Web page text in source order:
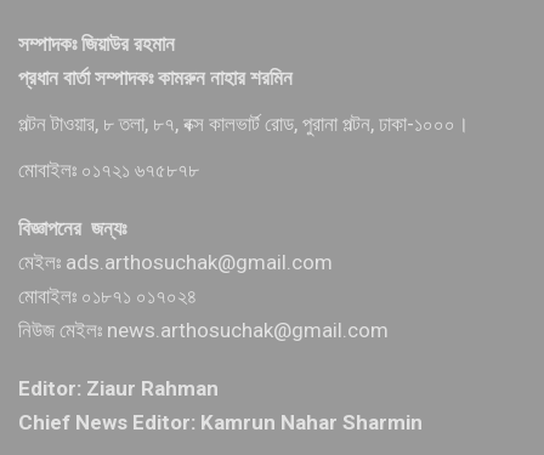
সম্পাদকঃ জিয়াউর রহমান
প্রধান বার্তা সম্পাদকঃ কামরুন নাহার শরমিন
পল্টন টাওয়ার, ৮ তলা, ৮৭, বক্স কালভার্ট রোড, পুরানা পল্টন, ঢাকা-১০০০।
মোবাইলঃ ০১৭২১ ৬৭৫৮৭৮
বিজ্ঞাপনের জন্যঃ
মেইলঃ ads.arthosuchak@gmail.com
মোবাইলঃ ০১৮৭১ ০১৭০২৪
নিউজ মেইলঃ news.arthosuchak@gmail.com
Editor: Ziaur Rahman
Chief News Editor: Kamrun Nahar Sharmin